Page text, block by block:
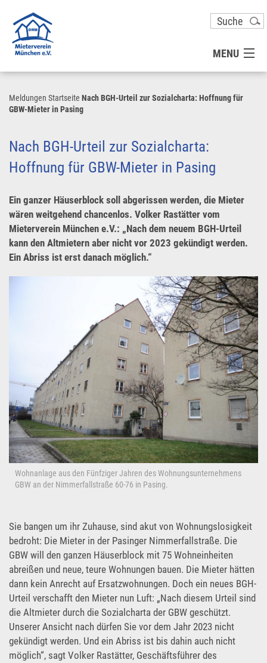
MENU
PRESSE
KONTAKT
UNSER SERVICE FÜR SIE
Meldungen Startseite Nach BGH-Urteil zur Sozialcharta: Hoffnung für
GBW-Mieter in Pasing
Nach BGH-Urteil zur Sozialcharta:
Hoffnung für GBW-Mieter in Pasing
Ein ganzer Häuserblock soll abgerissen werden, die Mieter
wären weitgehend chancenlos. Volker Rastätter vom
Mieterverein München e.V.: „Nach dem neuem BGH-Urteil
kann den Altmietern aber nicht vor 2023 gekündigt werden.
Ein Abriss ist erst danach möglich.“
Wohnanlage aus den Fünfziger Jahren des Wohnungsunternehmens
GBW an der Nimmerfallstraße 60-76 in Pasing.
Sie bangen um ihr Zuhause, sind akut von Wohnungslosigkeit
bedroht: Die Mieter in der Pasinger Nimmerfallstraße. Die
GBW will den ganzen Häuserblock mit 75 Wohneinheiten
abreißen und neue, teure Wohnungen bauen. Die Mieter hätten
dann kein Anrecht auf Ersatzwohnungen. Doch ein neues BGH-
Urteil verschafft den Mieter nun Luft: „Nach diesem Urteil sind
die Altmieter durch die Sozialcharta der GBW geschützt.
Unserer Ansicht nach dürfen Sie vor dem Jahr 2023 nicht
gekündigt werden. Und ein Abriss ist bis dahin auch nicht
möglich“, sagt Volker Rastätter, Geschäftsführer des